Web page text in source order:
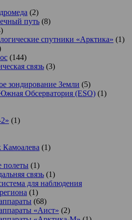
(2)
путь (8)
спутники «Арктика» (1)
(144)
связь (3)
зондирование Земли (5)
Обсерватория (ESO) (1)
(1)
Камоалева (1)
полеты (1)
связь (1)
для наблюдения
(1)
(68)
«Аист» (2)